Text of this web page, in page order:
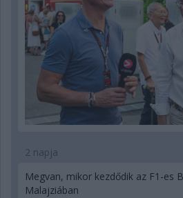
2 napja
Megvan, mikor kezdődik az F1-es
Malajziában